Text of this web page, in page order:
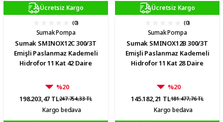
Ücretsiz Kargo
(0)
Sumak Pompa
Sumak SMINOX12C 300/3T
Emişli Paslanmaz Kademeli
Hidrofor 11 Kat 42 Daire
%20
198.203,47 TL247.754,33 TL
Kargo bedava
Ücretsiz Kargo
(0)
Sumak Pompa
Sumak SMINOX12B 300/3T
Emişli Paslanmaz Kademeli
Hidrofor 11 Kat 28 Daire
%20
145.182,21 TL181.477,76 TL
Kargo bedava